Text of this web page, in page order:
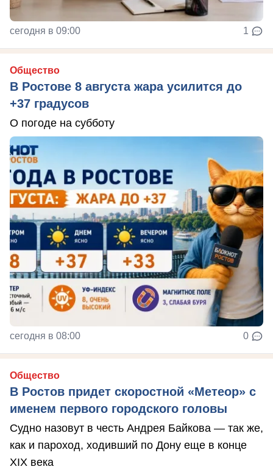
сегодня в 09:00 1
Общество
В Ростове 8 августа жара усилится до
+37 градусов
О погоде на субботу
сегодня в 08:00 0
Общество
В Ростов придет скоростной «Метеор» с
именем первого городского головы
Судно назовут в честь Андрея Байкова — так же,
как и пароход, ходивший по Дону еще в конце
XIX века